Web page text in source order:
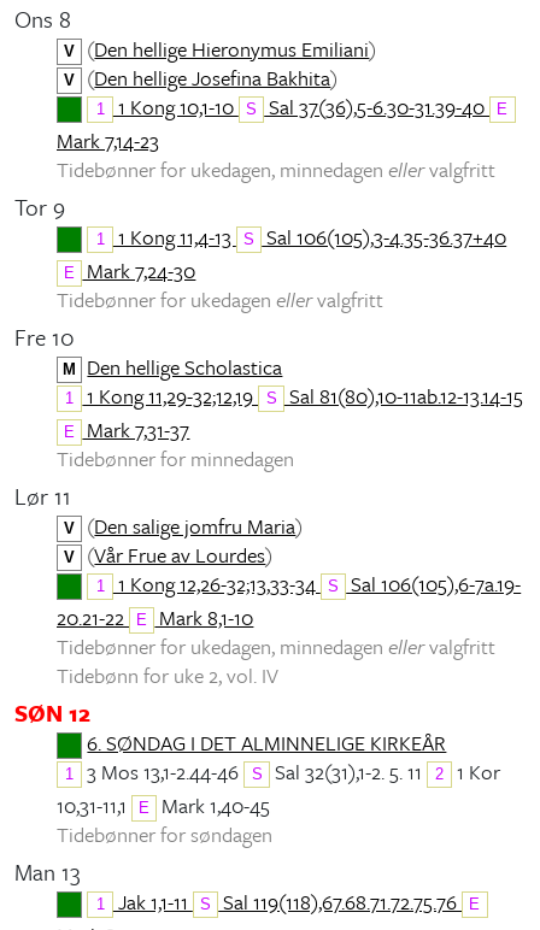
Ons 8
V (Den hellige Hieronymus Emiliani)
V (Den hellige Josefina Bakhita)
1 1 Kong 10,1-10 S Sal 37(36),5-6.30-31.39-40 E
Mark 7,14-23
Tidebønner for ukedagen, minnedagen ellervalgfritt
Tor 9
1 1 Kong 11,4-13 S Sal 106(105),3-4.35-36.37+40
E
Mark 7,24-30
Tidebønner for ukedagen ellervalgfritt
Fre 10
M Den hellige Scholastica
1 1 Kong 11,29-32;12,19 S Sal 81(80),10-11ab.12-13.14-15
E
Mark 7,31-37
Tidebønner for minnedagen
Lør 11
V (Den salige jomfru Maria)
V (Vår Frue av Lourdes)
1 1 Kong 12,26-32;13,33-34 S
Sal 106(105),6-7a.19-
20.21-22
E
Mark 8,1-10
Tidebønner for ukedagen, minnedagen ellervalgfritt
Tidebønn for uke 2, vol. IV
SØN 12
6. SØNDAG I DET ALMINNELIGE KIRKEÅR
1 3 Mos 13,1-2.44-46 S Sal 32(31),1-2. 5. 11 2
1 Kor
10,31-11,1
E
Mark 1,40-45
Tidebønner for søndagen
Man 13
1 Jak 1,1-11 S Sal 119(118),67.68.71.72.75.76 E